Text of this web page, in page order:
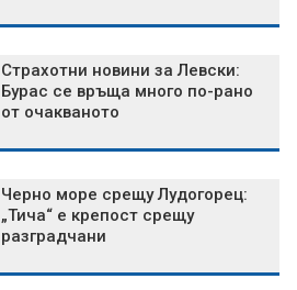
Страхотни новини за Левски:
Бурас се връща много по-рано
от очакваното
Черно море срещу Лудогорец:
„Тича“ е крепост срещу
разградчани